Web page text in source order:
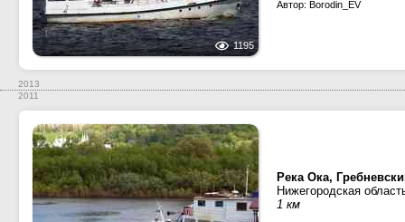
1195
Автор: Borodin_EV
2013
2011
Река Ока,
Нижегородская
1 км